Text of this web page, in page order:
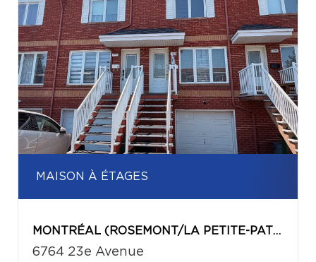
MAISON À ÉTAGES
MONTRÉAL (ROSEMONT/LA PETITE-PATRIE)
6764 23e Avenue